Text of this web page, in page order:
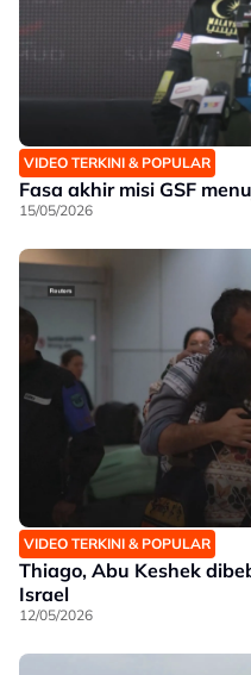
VIDEO TERKINI & POPULAR
Fasa akhir misi GSF
15/05/2026
VIDEO TERKINI & POPULAR
Thiago, Abu Keshek
Israel
12/05/2026